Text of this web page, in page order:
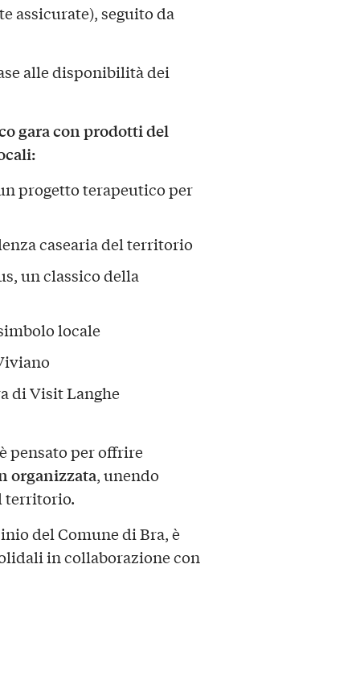
assicurate), seguito da
alle disponibilità dei
gara con prodotti del
progetto terapeutico per
casearia del territorio
un classico della
locale
di Visit Langhe
pensato per offrire
organizzata, unendo
territorio.
del Comune di Bra, è
in collaborazione con